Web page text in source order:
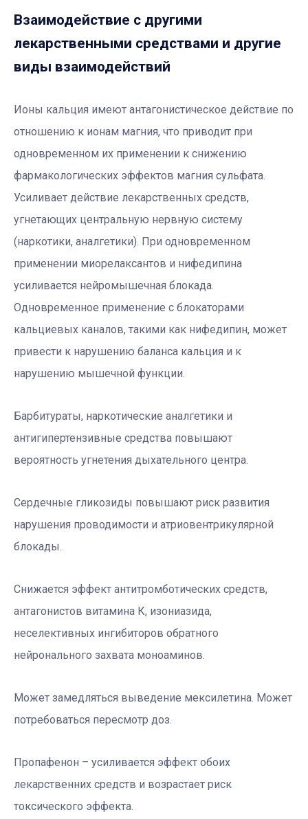
Взаимодействие с другими
лекарственными средствами и другие
виды взаимодействий
Ионы кальция имеют антагонистическое действие по
отношению к ионам магния, что приводит при
одновременном их применении к снижению
фармакологических эффектов магния сульфата.
Усиливает действие лекарственных средств,
угнетающих центральную нервную систему
(наркотики, аналгетики). При одновременном
применении миорелаксантов и нифедипина
усиливается нейромышечная блокада.
Одновременное применение с блокаторами
кальциевых каналов, такими как нифедипин, может
привести к нарушению баланса кальция и к
нарушению мышечной функции.
Барбитураты, наркотические аналгетики и
антигипертензивные средства повышают
вероятность угнетения дыхательного центра.
Сердечные гликозиды повышают риск развития
нарушения проводимости и атриовентрикулярной
блокады.
Снижается эффект антитромботических средств,
антагонистов витамина К, изониазида,
неселективных ингибиторов обратного
нейронального захвата моноаминов.
Может замедляться выведение мексилетина. Может
потребоваться пересмотр доз.
Пропафенон – усиливается эффект обоих
лекарственних средств и возрастает риск
токсического эффекта.